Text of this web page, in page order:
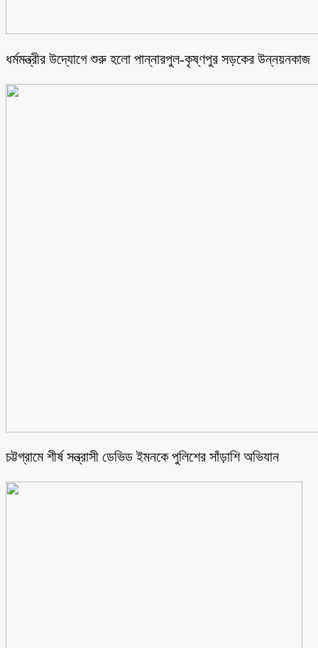
ধর্মমন্ত্রীর উদ্যোগে শুরু হলো পান্নারপুল-কৃষ্ণপুর সড়কের উন্নয়নকাজ
চট্টগ্রামে শীর্ষ সন্ত্রাসী ডেভিড ইমনকে পুলিশের সাঁড়াশি অভিযান